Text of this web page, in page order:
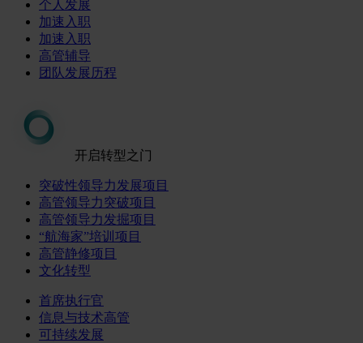
个人发展
加速入职
加速入职
高管辅导
团队发展历程
开启转型之门
突破性领导力发展项目
高管领导力突破项目
高管领导力发掘项目
“航海家”培训项目
高管静修项目
文化转型
首席执行官
信息与技术高管
可持续发展